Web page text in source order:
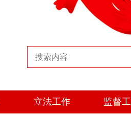
立法工作 监督